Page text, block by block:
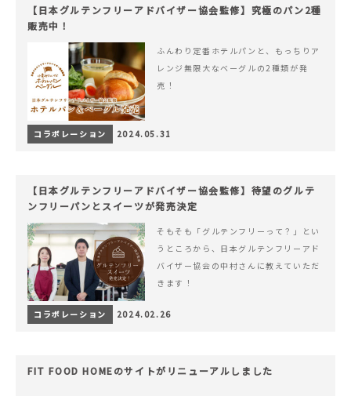
【日本グルテンフリーアドバイザー協会監修】究極のパン2種
販売中！
ふんわり定番ホテルパンと、もっちりア
レンジ無限大なベーグルの2種類が発
売！
コラボレーション 2024.05.31
【日本グルテンフリーアドバイザー協会監修】待望のグルテ
ンフリーパンとスイーツが発売決定
そもそも「グルテンフリーって？」とい
うところから、日本グルテンフリーアド
バイザー協会の中村さんに教えていただ
きます！
コラボレーション 2024.02.26
FIT FOOD HOMEのサイトがリニューアルしました